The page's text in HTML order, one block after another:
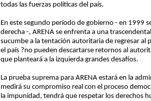
todas las fuerzas políticas del país.
En este segundo período de gobierno - en 1999
derecha -, ARENA se enfrenta a una
sucumbe a la tentación autoritaria de regresar al
el país ?no pueden descartarse retornos al
que planteará a la izquierda grandes desafíos.
La prueba suprema para ARENA estará en la
medirá su compromiso real con el proceso
la impunidad, tendrá que respetar los derechos